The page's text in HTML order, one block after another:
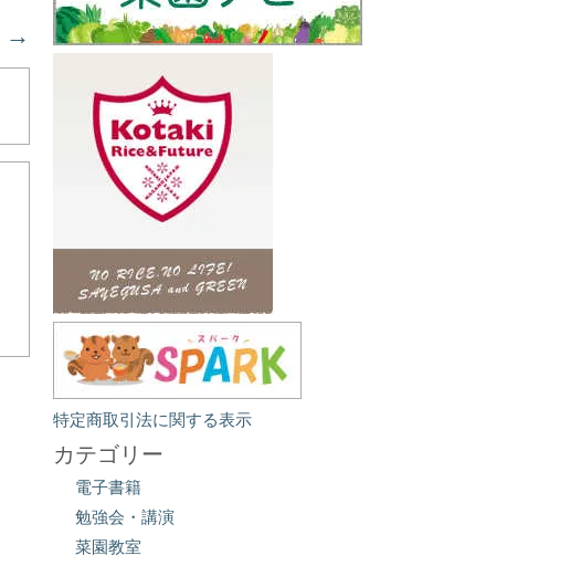
→
特定商取引法に関する表示
カテゴリー
電子書籍
勉強会・講演
菜園教室